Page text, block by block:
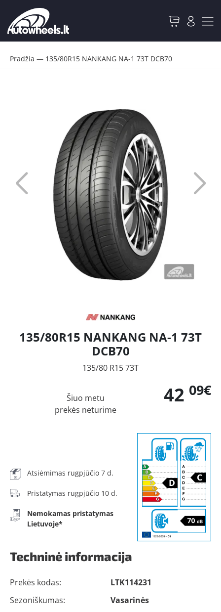
Pradžia — 135/80R15 NANKANG NA-1 73T DCB70
135/80R15 NANKANG NA-1 73T
DCB70
135/80 R15 73T
42 09€
Šiuo metu
prekės neturime
Atsiėmimas rugpjūčio 7 d.
Pristatymas rugpjūčio 10 d.
Nemokamas pristatymas
Lietuvoje*
Techninė informacija
Prekės kodas:
LTK114231
Sezoniškumas:
Vasarinės